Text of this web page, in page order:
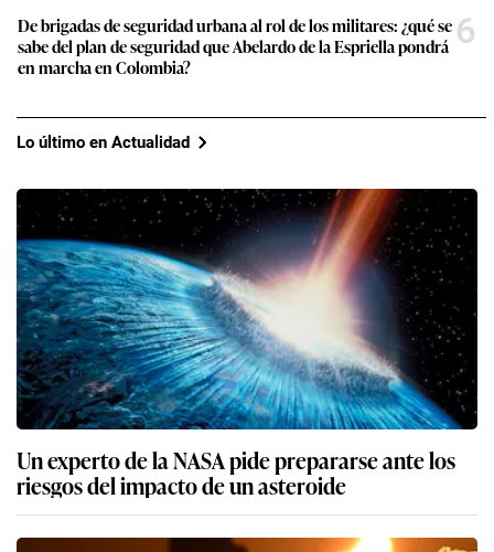
De brigadas de seguridad urbana al rol de los militares: ¿qué se
sabe del plan de seguridad que Abelardo de la Espriella pondrá
en marcha en Colombia?
6
Lo último en Actualidad
Un experto de la NASA pide prepararse ante los
riesgos del impacto de un asteroide